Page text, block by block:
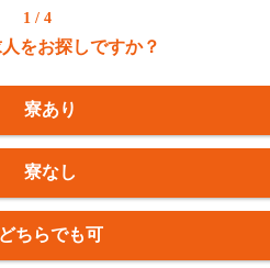
1 / 4
をお探しですか？
寮あり
寮なし
どちらでも可